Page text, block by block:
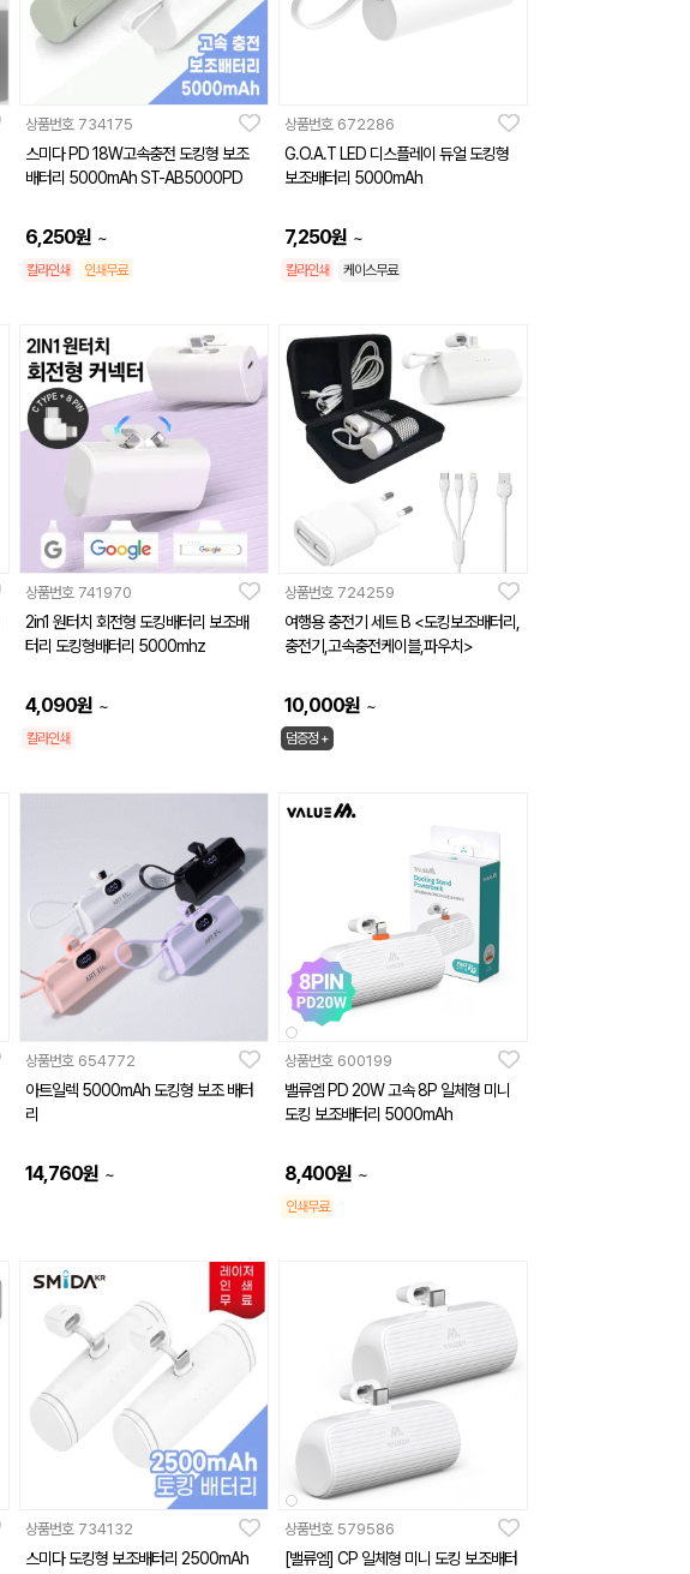
상품번호 734175
스미다 PD 18W고속충전 도킹형 보조
배터리 5000mAh ST-AB5000PD
6,250원 ~
칼라인쇄 인쇄무료
상품번호 672286
G.O.A.T LED 디스플레이 듀얼 도킹형
보조배터리 5000mAh
7,250원 ~
칼라인쇄 케이스무료
상품번호 741970
2in1 원터치 회전형 도킹배터리 보조배
터리 도킹형배터리 5000mhz
4,090원 ~
칼라인쇄
상품번호 724259
여행용 충전기 세트 B <도킹보조배터리,
충전기,고속충전케이블,파우치>
10,000원 ~
덤증정 +
상품번호 654772
아트일렉 5000mAh 도킹형 보조 배터
리
14,760원 ~
상품번호 600199
밸류엠 PD 20W 고속 8P 일체형 미니
도킹 보조배터리 5000mAh
8,400원 ~
인쇄무료
상품번호 734132
스미다 도킹형 보조배터리 2500mAh
상품번호 579586
[밸류엠] CP 일체형 미니 도킹 보조배터